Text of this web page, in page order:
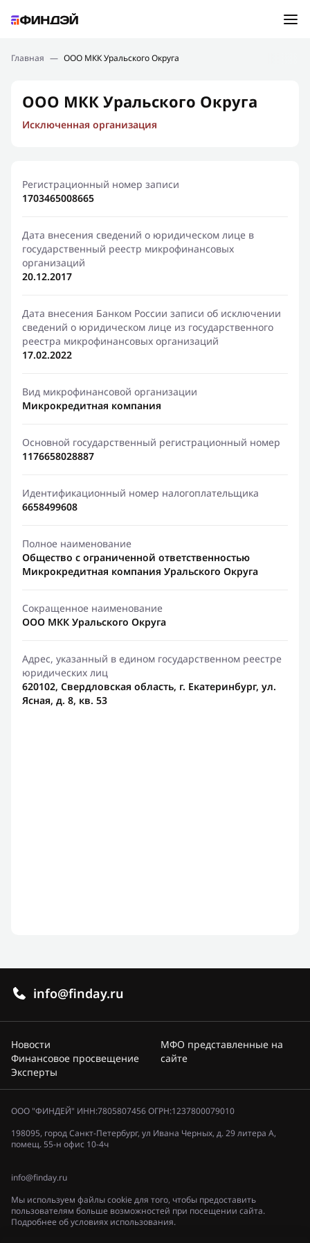
Подбор займа
Новости
Финансовое просвещение
Главная — ООО МКК Уральского Округа
ООО МКК Уральского Округа
Исключенная организация
Регистрационный номер записи
1703465008665
Дата внесения сведений о юридическом лице в
государственный реестр микрофинансовых
организаций
20.12.2017
Дата внесения Банком России записи об исключении
сведений о юридическом лице из государственного
реестра микрофинансовых организаций
17.02.2022
Вид микрофинансовой организации
Микрокредитная компания
Основной государственный регистрационный номер
1176658028887
Идентификационный номер налогоплательщика
6658499608
Полное наименование
Общество с ограниченной ответственностью
Микрокредитная компания Уральского Округа
Сокращенное наименование
ООО МКК Уральского Округа
Адрес, указанный в едином государственном реестре
юридических лиц
620102, Свердловская область, г. Екатеринбург, ул.
Ясная, д. 8, кв. 53
info@finday.ru
Новости
Финансовое просвещение
Эксперты
МФО представленные на
сайте
ООО "ФИНДЕЙ" ИНН:7805807456 ОГРН:1237800079010
198095, город Санкт-Петербург, ул Ивана Черных, д. 29 литера А,
помещ. 55-н офис 10-4ч
info@finday.ru
Мы используем файлы cookie для того, чтобы предоставить
пользователям больше возможностей при посещении сайта.
Подробнее об условиях использования.
Ошибка:Контактная форма не найдена.
Спасибо, что написали нам
Мы свяжемся с Вами в ближайшее время и сообщим
результат
Отправить новый запрос